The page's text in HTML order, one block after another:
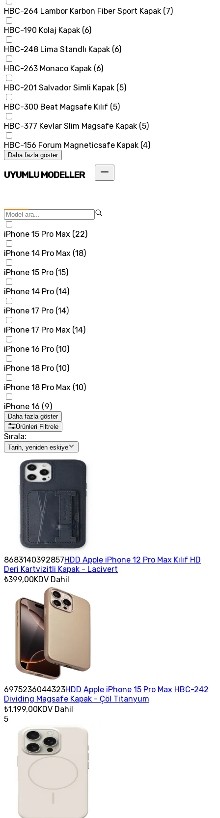
HBC-264 Lambor Karbon Fiber Sport Kapak (7)
HBC-190 Kolaj Kapak (6)
HBC-248 Lima Standlı Kapak (6)
HBC-263 Monaco Kapak (6)
HBC-201 Salvador Simli Kapak (5)
HBC-300 Beat Magsafe Kılıf (5)
HBC-377 Kevlar Slim Magsafe Kapak (5)
HBC-156 Forum Magneticsafe Kapak (4)
Daha fazla göster
UYUMLU MODELLER
iPhone 15 Pro Max (22)
iPhone 14 Pro Max (18)
iPhone 15 Pro (15)
iPhone 14 Pro (14)
iPhone 17 Pro (14)
iPhone 17 Pro Max (14)
iPhone 16 Pro (10)
iPhone 18 Pro (10)
iPhone 18 Pro Max (10)
iPhone 16 (9)
Daha fazla göster
Ürünleri Filtrele
Sırala:
Tarih, yeniden eskiye
8683140392857HDD Apple iPhone 12 Pro Max Kılıf HD
Deri Kartvizitli Kapak - Lacivert
₺399,00KDV Dahil
6975236044323HDD Apple iPhone 15 Pro Max HBC-242
Dividing Magsafe Kapak - Çöl Titanyum
₺1.199,00KDV Dahil
5